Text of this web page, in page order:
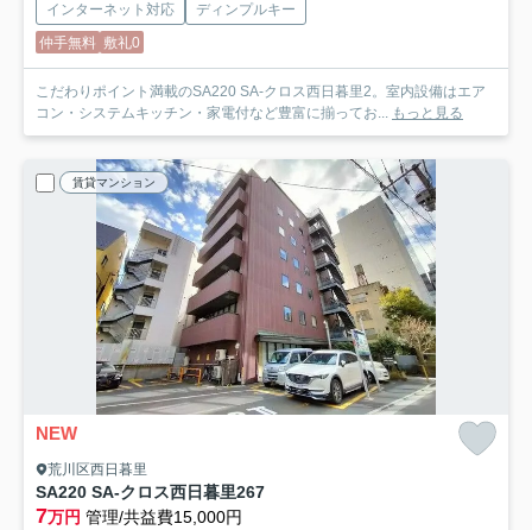
インターネット対応
ディンプルキー
仲手無料 敷礼0
こだわりポイント満載のSA220 SA-クロス西日暮里2。室内設備はエア
コン・システムキッチン・家電付など豊富に揃ってお... もっと見る
賃貸マンション
NEW
荒川区西日暮里
SA220 SA-クロス西日暮里267
7万円 管理/共益費15,000円